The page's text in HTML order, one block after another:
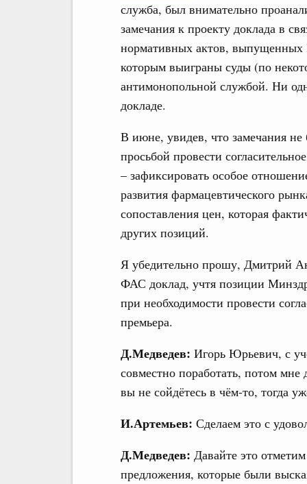
служба, был внимательно
замечания к проекту доклада в
нормативных актов,
которым выиграны суды (по
антимонопольной службой. Ни
докладе.
В июне, увидев, что замечания
просьбой провести
– зафиксировать особое
развития фармацевтического
сопоставления цен, которая
других позиций.
Я убедительно прошу, Дмитрий
ФАС доклад, учтя позиции
при необходимости провести
премьера.
Д.Медведев: Игорь Юрьевич, с
совместно поработать, потом
вы не сойдётесь в чём-то, тогда
И.Артемьев: Сделаем это с
Д.Медведев: Давайте это
предложения, которые были